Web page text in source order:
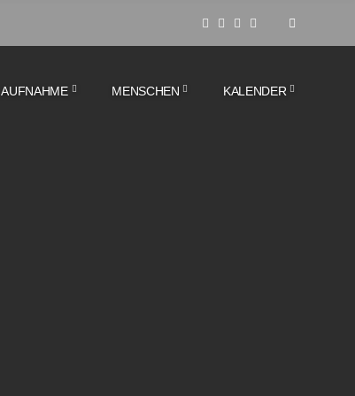
AUFNAHME MENSCHEN KALENDER